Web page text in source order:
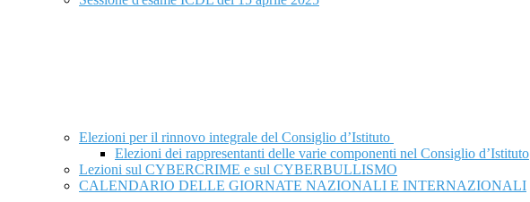
Elezioni per il rinnovo integrale del Consiglio d’Istituto
Elezioni dei rappresentanti delle varie componenti nel Consiglio d’Istituto
Lezioni sul CYBERCRIME e sul CYBERBULLISMO
CALENDARIO DELLE GIORNATE NAZIONALI E INTERNAZIONALI